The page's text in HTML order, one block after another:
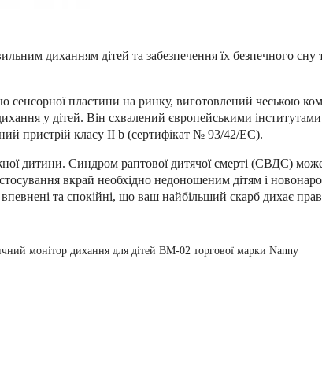
диханням дітей та забезпечення їх безпечного сну
сенсорної пластини на ринку, виготовлений чеською
у дітей. Він схвалений європейськими
пристрій класу II b (сертифікат № 93/42/EC).
дитини. Синдром раптової дитячої смерті (СВДС)
вкрай необхідно недоношеним дітям і
та спокійні, що ваш найбільший скарб дихає